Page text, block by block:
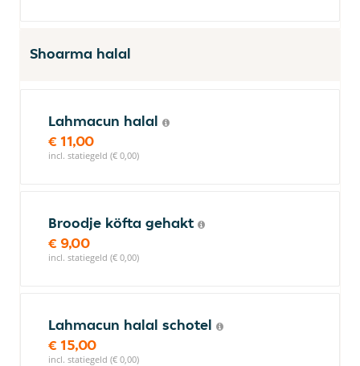
Shoarma halal
Lahmacun halal
€ 11,00
incl. statiegeld (€ 0,00)
Broodje köfta gehakt
€ 9,00
incl. statiegeld (€ 0,00)
Lahmacun halal schotel
€ 15,00
incl. statiegeld (€ 0,00)